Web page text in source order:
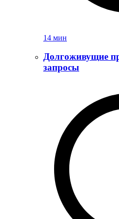
14 мин
Долгоживущие
запросы